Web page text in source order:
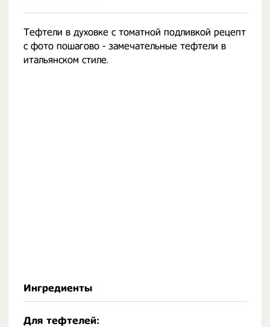
Тефтели в духовке с томатной подливкой рецепт
с фото пошагово - замечательные тефтели в
итальянском стиле.
Ингредиенты
Для тефтелей: